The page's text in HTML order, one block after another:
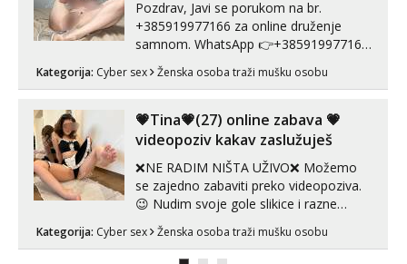
Pozdrav, Javi se porukom na br.
+385919977166 za online druženje
samnom. WhatsApp 👉+385919977166
Telegram 👉@enafriedrichkis Radim
videopozive s licem, solo i s partnerom,
kombinacije halteri, haljine, štikle,
samostojeće itd. Nudim svakakva videa
seksa, puš...
Kategorija: Cyber sex Ženska osoba traži mušku osobu
💗Tina💗(27) online zabava 💗
videopoziv kakav zaslužuješ
❌NE RADIM NIŠTA UŽIVO❌ Možemo
se zajedno zabaviti preko videopoziva.
😉 Nudim svoje gole slikice i razne
videouradke. 🤩 Za online zabavu pošalji
poruku na Whatsapp, Telegram ili Viber.
Kategorija: Cyber sex Ženska osoba traži mušku osobu